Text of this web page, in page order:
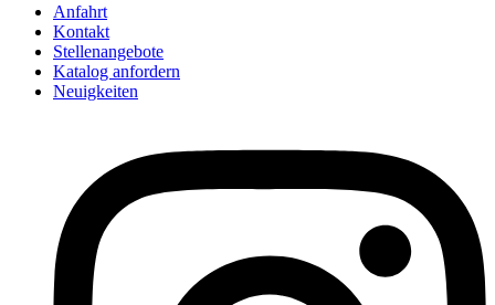
Anfahrt
Kontakt
Stellenangebote
Katalog anfordern
Neuigkeiten